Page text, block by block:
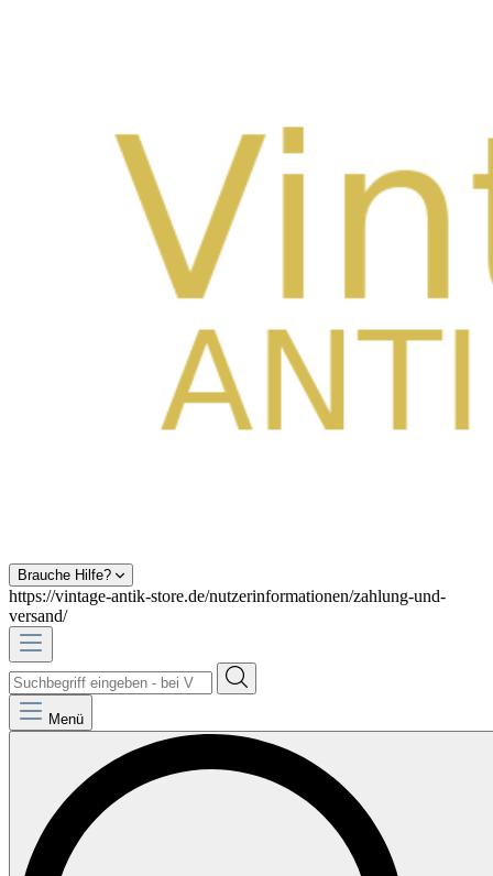
Brauche Hilfe?
https://vintage-antik-store.de/nutzerinformationen/zahlung-und-
versand/
Menü